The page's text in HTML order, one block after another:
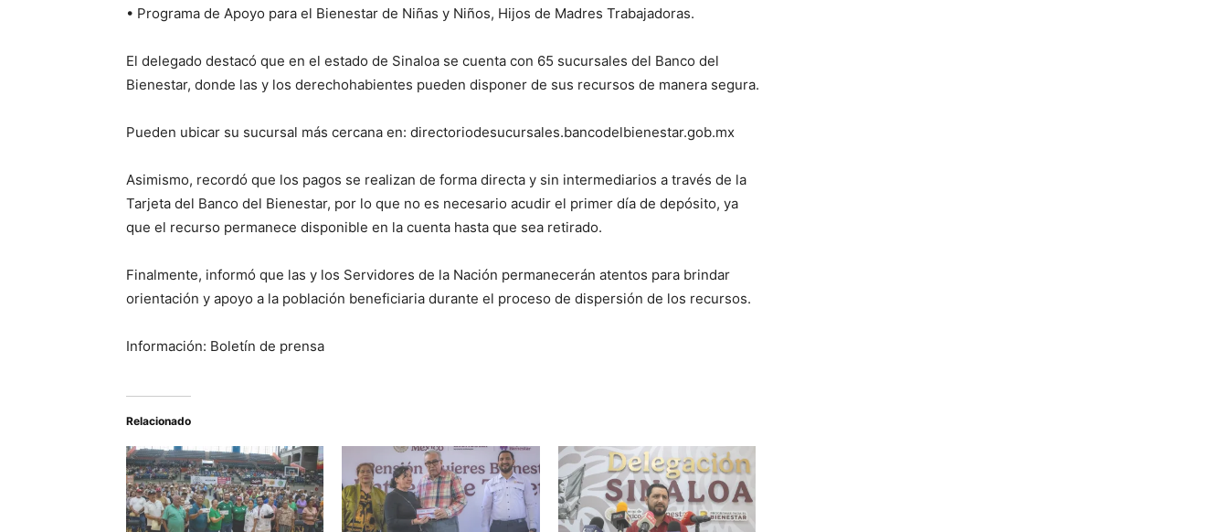
• Programa de Apoyo para el Bienestar de Niñas y Niños, Hijos de Madres Trabajadoras.
El delegado destacó que en el estado de Sinaloa se cuenta con 65 sucursales del Banco del
Bienestar, donde las y los derechohabientes pueden disponer de sus recursos de manera segura.
Pueden ubicar su sucursal más cercana en: directoriodesucursales.bancodelbienestar.gob.mx
Asimismo, recordó que los pagos se realizan de forma directa y sin intermediarios a través de la
Tarjeta del Banco del Bienestar, por lo que no es necesario acudir el primer día de depósito, ya
que el recurso permanece disponible en la cuenta hasta que sea retirado.
Finalmente, informó que las y los Servidores de la Nación permanecerán atentos para brindar
orientación y apoyo a la población beneficiaria durante el proceso de dispersión de los recursos.
Información: Boletín de prensa
Relacionado